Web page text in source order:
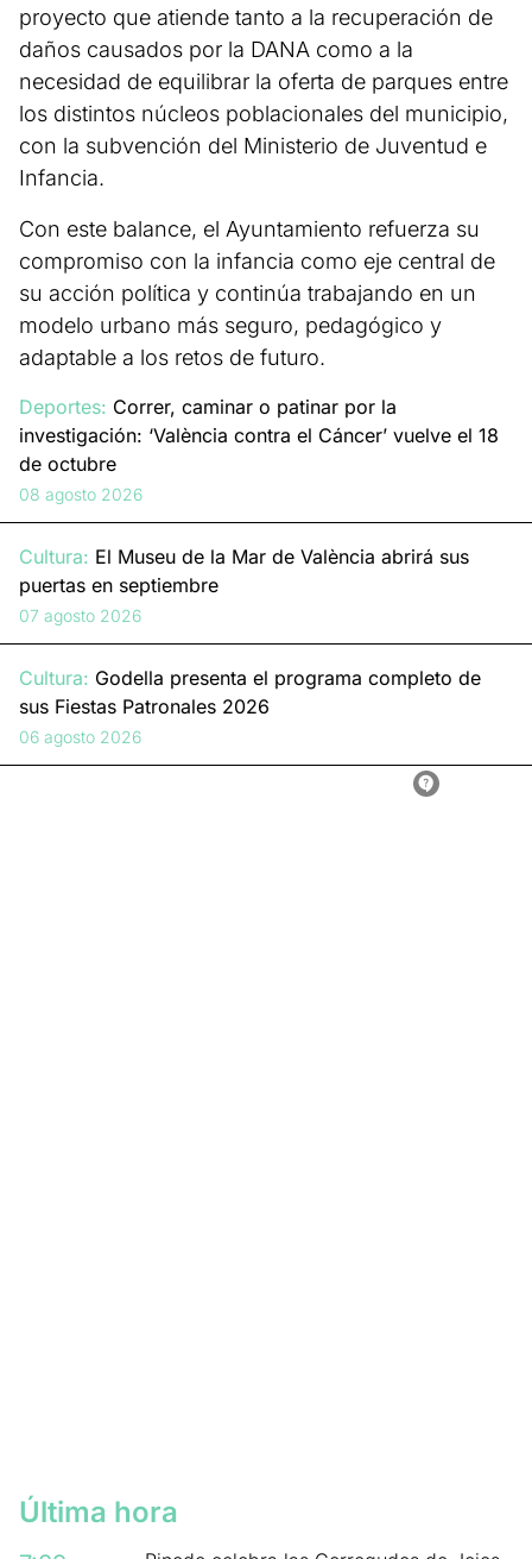
proyecto que atiende tanto a la recuperación de
daños causados por la DANA como a la
necesidad de equilibrar la oferta de parques entre
los distintos núcleos poblacionales del municipio,
con la subvención del Ministerio de Juventud e
Infancia.
Con este balance, el Ayuntamiento refuerza su
compromiso con la infancia como eje central de
su acción política y continúa trabajando en un
modelo urbano más seguro, pedagógico y
adaptable a los retos de futuro.
Deportes: Correr, caminar o patinar por la
investigación: ‘València contra el Cáncer’ vuelve el 18
de octubre
08 agosto 2026
Cultura: El Museu de la Mar de València abrirá sus
puertas en septiembre
07 agosto 2026
Cultura: Godella presenta el programa completo de
sus Fiestas Patronales 2026
06 agosto 2026
Última hora